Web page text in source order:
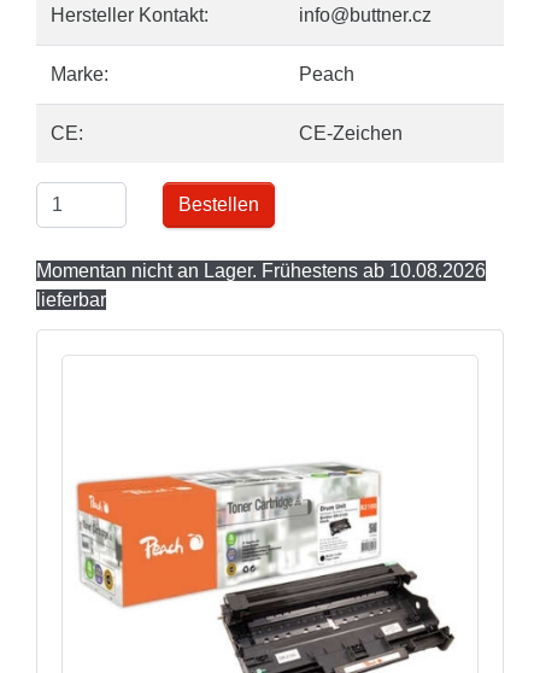
Hersteller Kontakt: info@buttner.cz
Marke: Peach
CE: CE-Zeichen
Bestellen
Momentan nicht an Lager. Frühestens ab 10.08.2026
lieferbar